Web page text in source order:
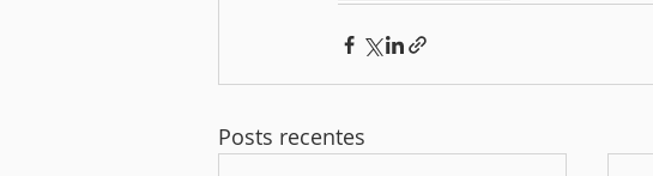
Posts recentes